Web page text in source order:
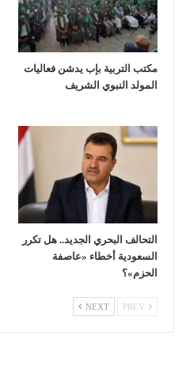
مكتب التربية بإب يدشن فعاليات
المولد النبوي الشريف
التحالف البحري الجديد.. هل تكرر
السعودية أخطاء «عاصفة
الحزم»؟
NEXT